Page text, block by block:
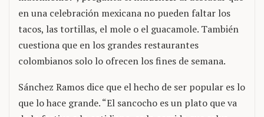
en una celebración mexicana no pueden faltar los
tacos, las tortillas, el mole o el guacamole. También
cuestiona que en los grandes restaurantes
colombianos solo lo ofrecen los fines de semana.
Sánchez Ramos dice que el hecho de ser popular es lo
que lo hace grande. “El sancocho es un plato que va